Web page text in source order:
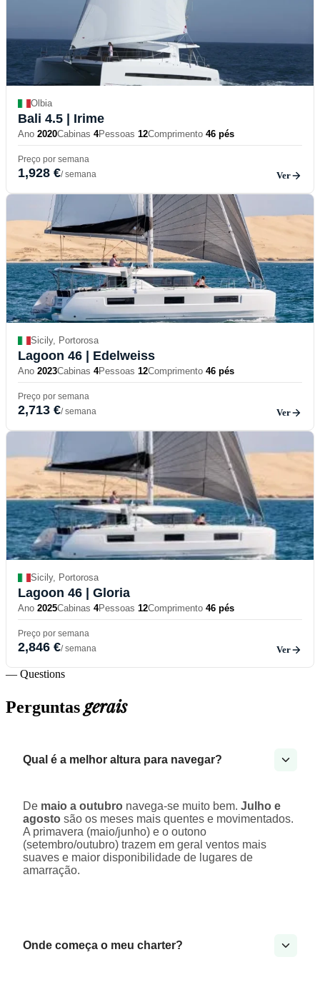
Olbia
Bali 4.5 | Irime
Ano 2020Cabinas 4Pessoas 12Comprimento 46 pés
Preço por semana
1,928 €/ semana Ver
Sicily, Portorosa
Lagoon 46 | Edelweiss
Ano 2023Cabinas 4Pessoas 12Comprimento 46 pés
Preço por semana
2,713 €/ semana Ver
Sicily, Portorosa
Lagoon 46 | Gloria
Ano 2025Cabinas 4Pessoas 12Comprimento 46 pés
Preço por semana
2,846 €/ semana Ver
— Questions
Perguntasgerais
Qual é a melhor altura para navegar?
De maio a outubro navega-se muito bem. Julho e
agosto são os meses mais quentes e movimentados.
A primavera (maio/junho) e o outono
(setembro/outubro) trazem em geral ventos mais
suaves e maior disponibilidade de lugares de
amarração.
Onde começa o meu charter?